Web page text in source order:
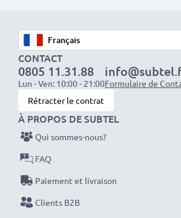
✔ Consoles de jeux
✔ Téléviseurs et projecteurs
✔ Lecteurs DVD et Blu-ray
✔ Subwoofers et amplificateurs
Améliorez votre expérience audio-
câbles RCA haute qualité de subtel
dès maintenant pour une livraison
garantie de 3 ans !
CONTACT
0805 11.31.88
Lun - Ven: 10:00 - 21:00Formulaire de
Rétracter le contrat
À PROPOS DE SUBTEL
Qui sommes-nous?
FAQ
Paiement et livraison
Clients B2B